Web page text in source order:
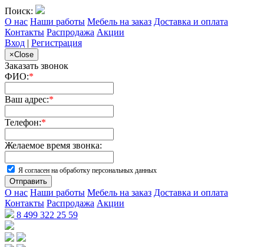
Поиск:
О нас Наши работы Мебель на заказ Доставка и оплата
Контакты Распродажа Акции
Вход | Регистрация
×Close
Заказать звонок
ФИО:*
Ваш адрес:*
Телефон:*
Желаемое время звонка:
Я согласен на обработку персональных данных
Отправить
О нас Наши работы Мебель на заказ Доставка и оплата
Контакты Распродажа Акции
8 499 322 25 59